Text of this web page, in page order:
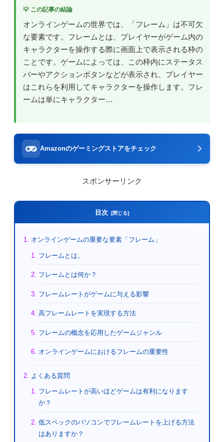
💡 この記事の結論
オンラインゲームの世界では、「フレーム」は不可欠
な要素です。フレームとは、プレイヤーがゲーム内の
キャラクターを操作する際に画面上で表示される枠の
ことです。ゲームによっては、この枠内にステータス
バーやアクションボタンなどが表示され、プレイヤー
はこれらを利用してキャラクターを操作します。フレ
ームは単にキャラクター…
Amazonのゲーミングストアをチェック
スポンサーリンク
目次
オンラインゲームの重要な要素「フレーム」
フレームとは。
フレームとは何か？
フレームレートがゲームに与える影響
高フレームレートを実現する方法
フレームの概念を応用したゲームジャンル
オンラインゲームにおけるフレームの重要性
よくある質問
フレームレートが高いほどゲームは有利になります
か？
低スペックのパソコンでフレームレートを上げる方法
はありますか？